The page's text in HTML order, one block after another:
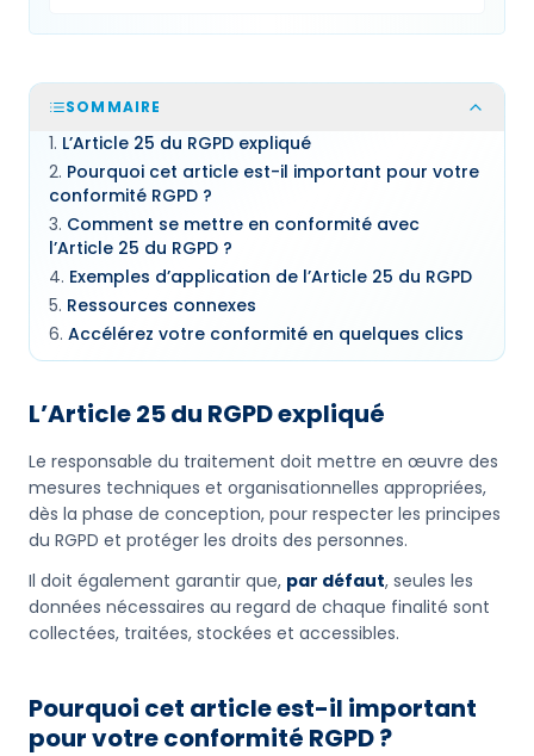
SOMMAIRE
L’Article 25 du RGPD expliqué
Pourquoi cet article est-il important pour votre
conformité RGPD ?
Comment se mettre en conformité avec
l’Article 25 du RGPD ?
Exemples d’application de l’Article 25 du RGPD
Ressources connexes
Accélérez votre conformité en quelques clics
L’Article 25 du RGPD expliqué
Le responsable du traitement doit mettre en œuvre des
mesures techniques et organisationnelles appropriées,
dès la phase de conception, pour respecter les principes
du RGPD et protéger les droits des personnes.
Il doit également garantir que, par défaut, seules les
données nécessaires au regard de chaque finalité sont
collectées, traitées, stockées et accessibles.
Pourquoi cet article est-il important
pour votre conformité RGPD ?